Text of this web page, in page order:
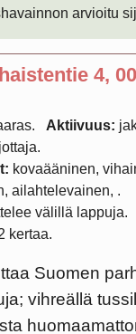
4,
Aktiivuus:
kovaääninen,
ailahtelevainen,
välillä lappuja
kertaa
Suomen
vihreällä